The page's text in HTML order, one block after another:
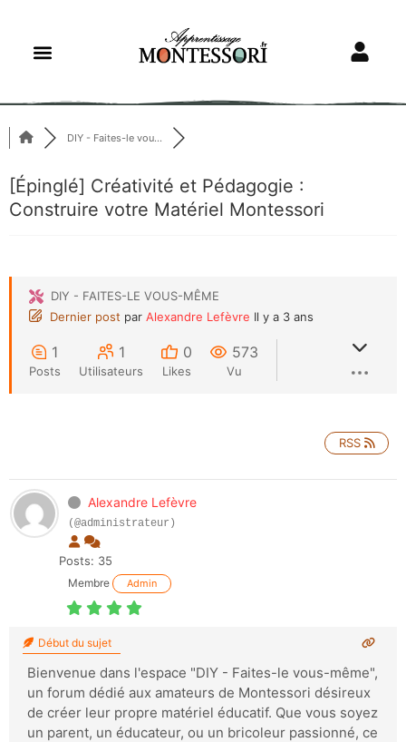
DIY - Faites-le vou...
[Épinglé] Créativité et Pédagogie :
Construire votre Matériel Montessori
DIY - FAITES-LE VOUS-MÊME
Dernier post par Alexandre Lefèvre Il y a 3 ans
1
Posts
1
Utilisateurs
0
Likes
573
Vu
RSS
Alexandre Lefèvre
(@administrateur)
Posts: 35
Membre Admin
Début du sujet
Bienvenue dans l'espace "DIY - Faites-le vous-même",
un forum dédié aux amateurs de Montessori désireux
de créer leur propre matériel éducatif. Que vous soyez
un parent, un éducateur, ou un bricoleur passionné, ce